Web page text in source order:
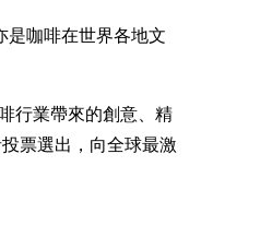
是咖啡在世界各地文
行業帶來的創意、精
票選出，向全球最激